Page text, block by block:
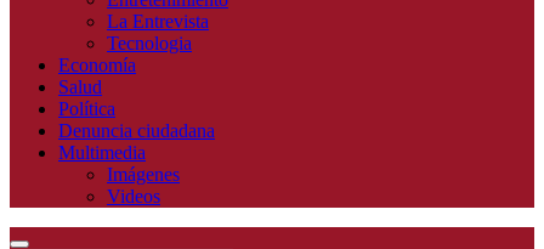
La Entrevista
Tecnologia
Economía
Salud
Política
Denuncia ciudadana
Multimedia
Imágenes
Videos